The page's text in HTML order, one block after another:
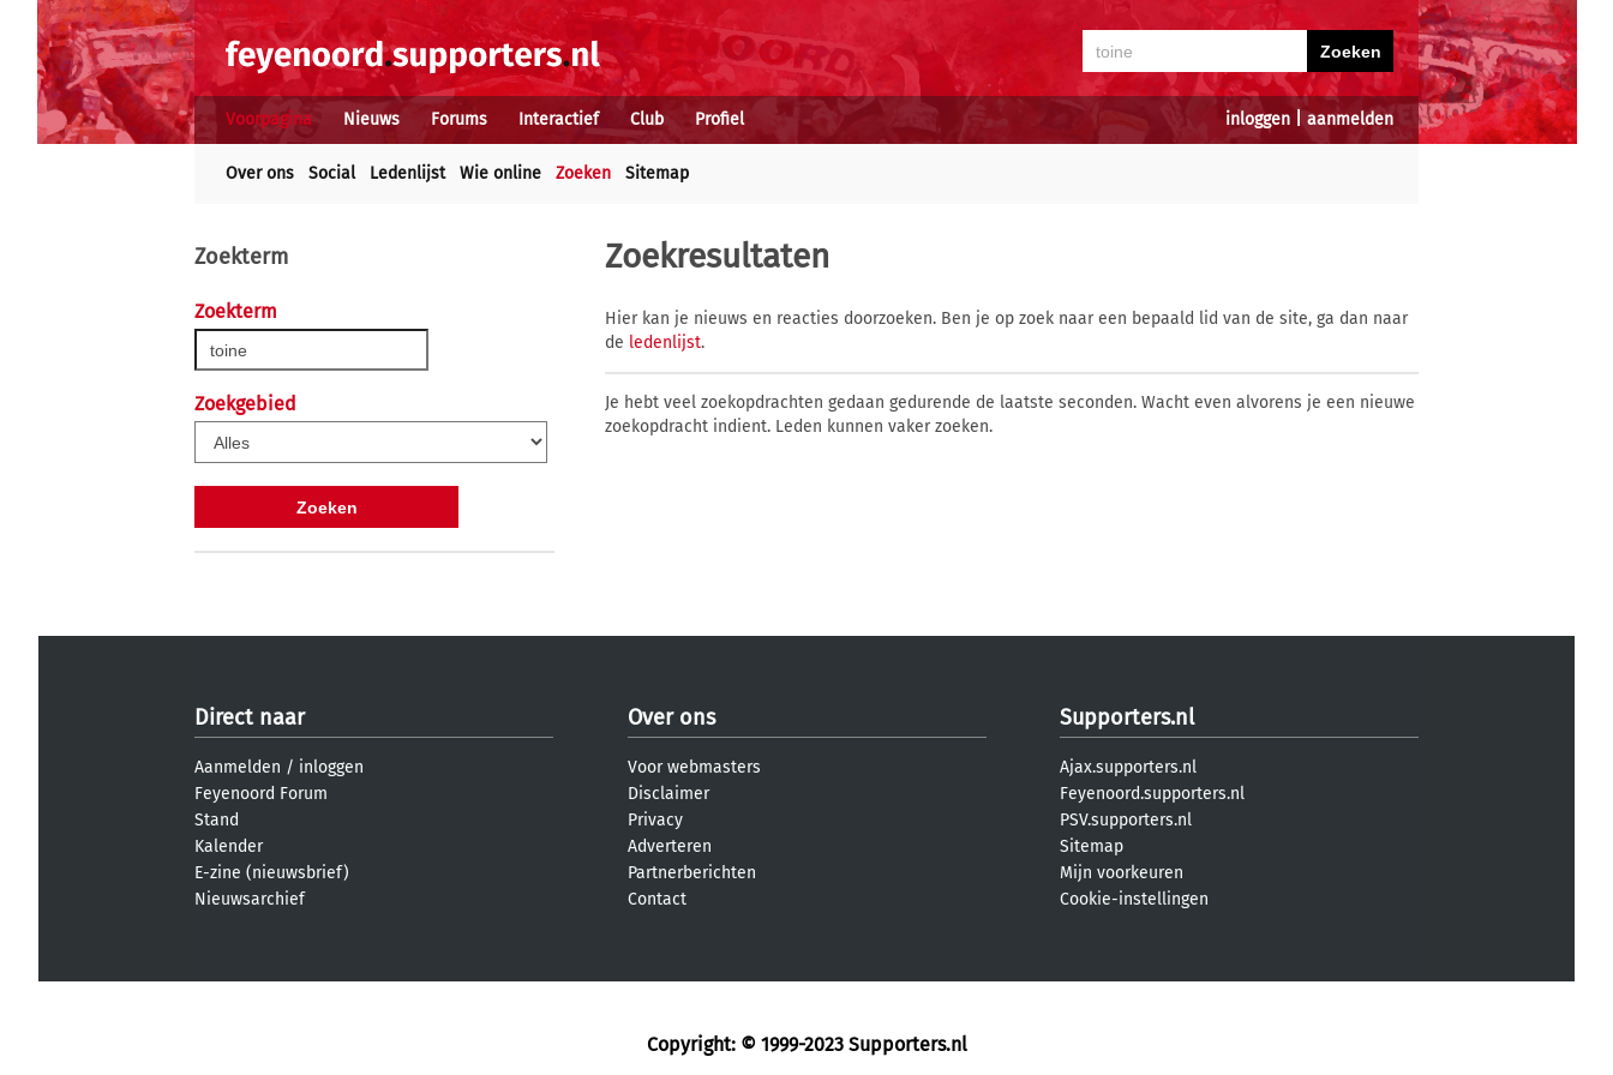
inloggen aanmelden
Voorpagina Nieuws Forums Interactief Club Profiel
Over ons Social Ledenlijst Wie online Zoeken Sitemap
Zoekterm
Zoekterm
Zoekgebied
Zoekresultaten
Hier kan je nieuws en reacties doorzoeken. Ben je op zoek naar een bepaald lid van de site, ga dan naar
de ledenlijst.
Je hebt veel zoekopdrachten gedaan gedurende de laatste seconden. Wacht even alvorens je een nieuwe
zoekopdracht indient. Leden kunnen vaker zoeken.
Direct naar
Aanmelden / inloggen
Feyenoord Forum
Stand
Kalender
E-zine (nieuwsbrief)
Nieuwsarchief
Over ons
Voor webmasters
Disclaimer
Privacy
Adverteren
Partnerberichten
Contact
Supporters.nl
Ajax.supporters.nl
Feyenoord.supporters.nl
PSV.supporters.nl
Sitemap
Mijn voorkeuren
Cookie-instellingen
Copyright: © 1999-2023 Supporters.nl